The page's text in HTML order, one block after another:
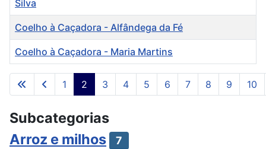
Artigos
Silva
Coelho à Caçadora - Alfândega da Fé
Coelho à Caçadora - Maria Martins
Pág. 2 de 26
1 2 3 4 5 6 7 8 9 10
Subcategorias
Arroz e milhos
7